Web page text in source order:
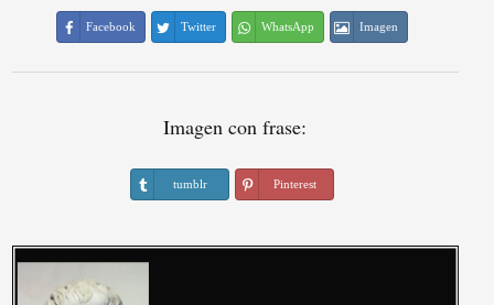
Facebook Twitter WhatsApp Imagen
Imagen con frase:
tumblr Pinterest